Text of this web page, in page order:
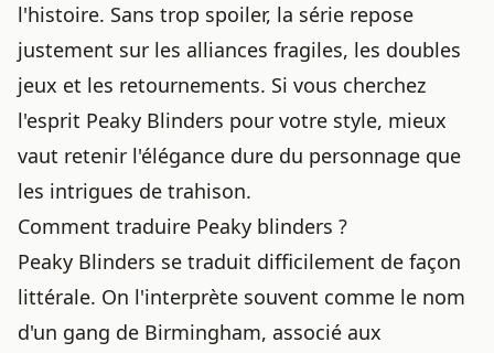
l'histoire. Sans trop spoiler, la série repose
justement sur les alliances fragiles, les doubles
jeux et les retournements. Si vous cherchez
l'esprit Peaky Blinders pour votre style, mieux
vaut retenir l'élégance dure du personnage que
les intrigues de trahison.
Comment traduire Peaky blinders ?
Peaky Blinders se traduit difficilement de façon
littérale. On l'interprète souvent comme le nom
d'un gang de Birmingham, associé aux